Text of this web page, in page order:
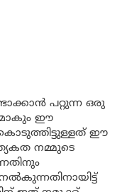
പറ്റുന്ന ഒരു
ഈ
കൊടുത്തിട്ടുള്ളത് ഈ
നമ്മുടെ